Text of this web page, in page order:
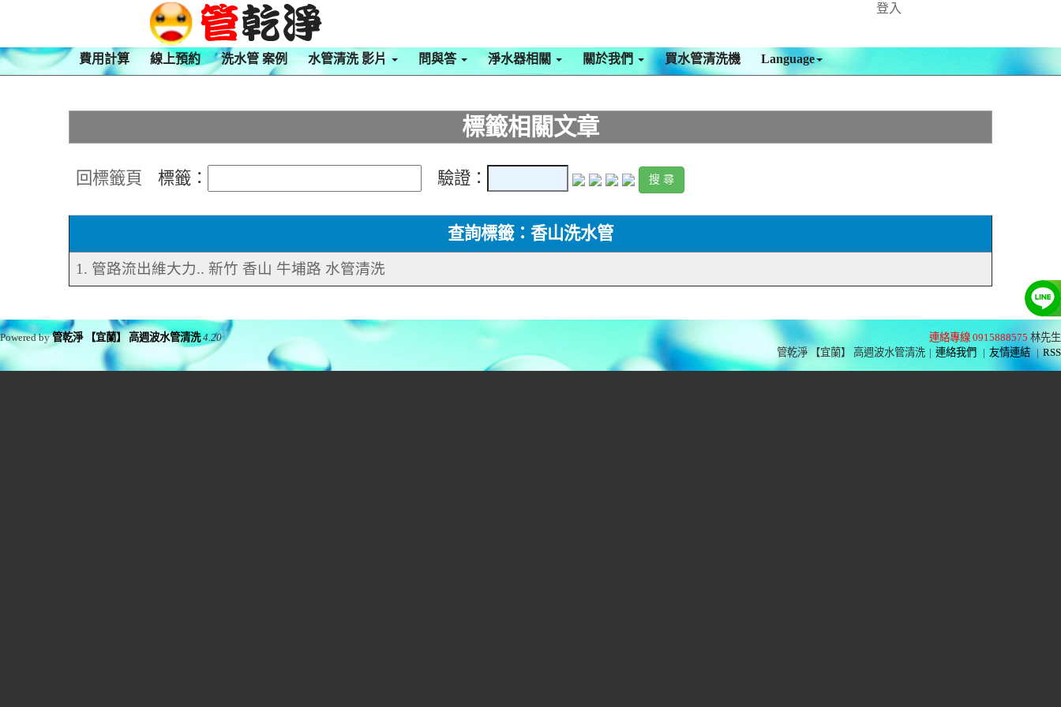
登入
費用計算 線上預約 洗水管 案例 水管清洗 影片 問與答 淨水器相關 關於我們 買水管清洗機 Language
標籤相關文章
回標籤頁 標籤： 驗證：
查詢標籤：香山洗水管
1. 管路流出維大力.. 新竹 香山 牛埔路 水管清洗
連絡專線 0915888575 林先生
管乾淨 【宜蘭】 高週波水管清洗 | 連絡我們 | 友情連結 | RSS
Powered by管乾淨 【宜蘭】 高週波水管清洗 4.20